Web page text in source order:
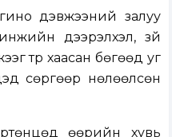
дэвжээний залуу
дээрэлхэл, зүй
түр хаасан бөгөөд уг
сөргөөр нөлөөлсөн
өөрийн хувь